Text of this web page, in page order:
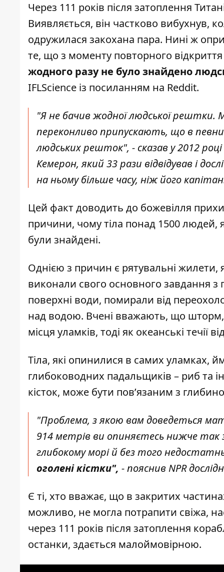
Через 111 років після затоплення
Виявляється, він частково вибухнув,
одружилася закохана пара. Нині ж
те, що з моменту повторного
жодного разу не було знайдено
IFLScience із посиланням на Reddit.
"Я не бачив жодної людської рештки.
переконливо припускають, що в
людських решток", - сказав у 2012
Кемерон, який 33 рази відвідував і
на ньому більше часу, ніж його
Цей факт доводить до божевілля
причини, чому тіла понад 1500 людей,
були знайдені.
Однією з причин є рятувальні жилети,
виконали свого основного завдання
поверхні води, помирали від
над водою. Вчені вважають, що шторм,
місця уламків, тоді як океанські течії
Тіла, які опинилися в самих уламках,
глибоководних падальщиків – риб та
кісток, може бути пов’язаним з
"Проблема, з якою вам доведеться
914 метрів ви опиняєтесь нижче так
глибокому морі й без того
оголені кістки", - пояснив NPR
Є ті, хто вважає, що в закритих
можливо, не могла потрапити свіжа,
через 111 років після затоплення
останки, здається малоймовірною.